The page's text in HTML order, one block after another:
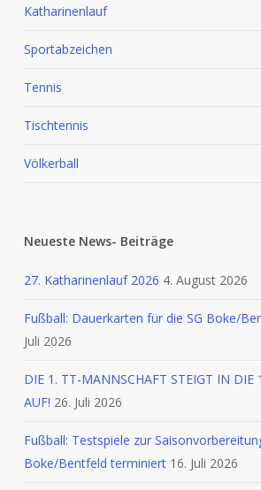
Katharinenlauf
Sportabzeichen
Tennis
Tischtennis
Völkerball
Neueste News- Beiträge
27. Katharinenlauf 2026 4. August 2026
Fußball: Dauerkarten für die SG Boke/
Juli 2026
DIE 1. TT-MANNSCHAFT STEIGT IN DIE
AUF! 26. Juli 2026
Fußball: Testspiele zur
Boke/Bentfeld terminiert 16. Juli 2026